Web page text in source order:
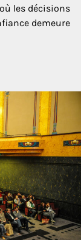
les décisions
demeure